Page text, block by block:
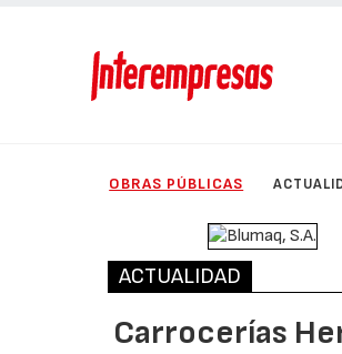
OBRAS PÚBLICAS
ACTUALIDAD
Carrocerías